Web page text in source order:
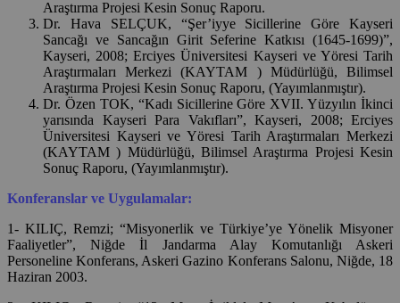
Araştırma Projesi Kesin Sonuç Raporu.
Dr. Hava SELÇUK, “Şer’iyye Sicillerine Göre Kayseri
Sancağı ve Sancağın Girit Seferine Katkısı (1645-1699)”,
Kayseri, 2008; Erciyes Üniversitesi Kayseri ve Yöresi Tarih
Araştırmaları Merkezi (KAYTAM ) Müdürlüğü, Bilimsel
Araştırma Projesi Kesin Sonuç Raporu, (Yayımlanmıştır).
Dr. Özen TOK, “Kadı Sicillerine Göre XVII. Yüzyılın İkinci
yarısında Kayseri Para Vakıfları”, Kayseri, 2008; Erciyes
Üniversitesi Kayseri ve Yöresi Tarih Araştırmaları Merkezi
(KAYTAM ) Müdürlüğü, Bilimsel Araştırma Projesi Kesin
Sonuç Raporu, (Yayımlanmıştır).
Konferanslar ve Uygulamalar:
1- KILIÇ, Remzi; “Misyonerlik ve Türkiye’ye Yönelik Misyoner
Faaliyetler”, Niğde İl Jandarma Alay Komutanlığı Askeri
Personeline Konferans, Askeri Gazino Konferans Salonu, Niğde, 18
Haziran 2003.